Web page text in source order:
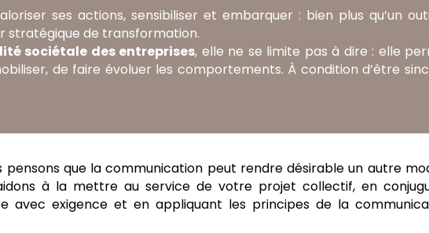
ses actions, sensibiliser et embarquer : bien plus qu’un
stratégique de transformation.
sociétale des entreprises, elle ne se limite pas à dire : elle
de faire évoluer les comportements. À condition d’être
pensons que la communication peut rendre désirable un autre
à la mettre au service de votre projet collectif, en
avec exigence et en appliquant les principes de la